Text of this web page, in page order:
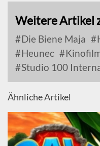
Weitere Artikel
Die Biene Maja
Heunec
Studio 100
Ähnliche Artikel